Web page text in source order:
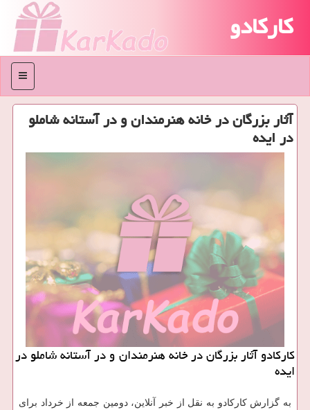
کارکادو
منو
آثار بزرگان در خانه هنرمندان و در آستانه شاملو
در ایده
كاركادو آثار بزرگان در خانه هنرمندان و در آستانه شاملو در
ایده
به گزارش كاركادو به نقل از خبر آنلاین، دومین جمعه از خرداد برای